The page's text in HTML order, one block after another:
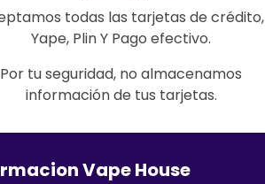
todas las tarjetas de crédito,
Yape, Plin Y Pago efectivo.
Por tu seguridad, no almacenamos
información de tus tarjetas.
Vape House